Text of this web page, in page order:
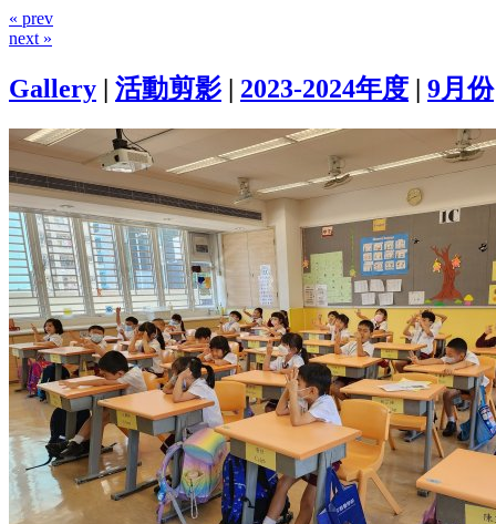
« prev
next »
Gallery | 活動剪影 | 2023-2024年度 | 9月份